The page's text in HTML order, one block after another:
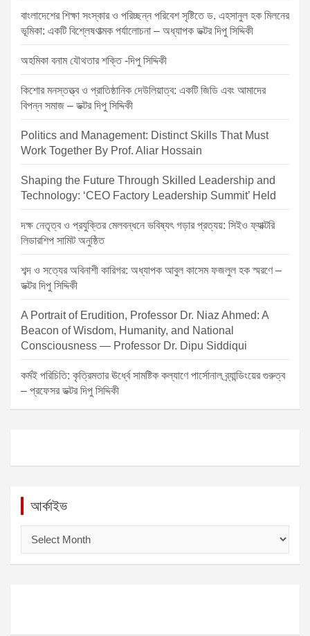
বাংলাদেশের শিক্ষা সংস্কার ও পরিচ্ছন্ন পরিবেশ সৃষ্টিতে ড. এহসানুল হক মিলনের
ভূমিকা: একটি বিশ্লেষণাত্মক পর্যালোচনা – অধ্যাপক ডক্টর দিপু সিদ্দিকী
অহমিকা বনাম যৌথতার শক্তি -দিপু সিদ্দিকী
কিশোর মনস্তত্ত্ব ও প্রাতিষ্ঠানিক দেউলিয়াত্ব: একটি জিডি এবং আমাদের
বিপন্ন সমাজ – ডক্টর দিপু সিদ্দিকী
Politics and Management: Distinct Skills That Must
Work Together By Prof. Aliar Hossain
Shaping the Future Through Skilled Leadership and
Technology: ‘CEO Factory Leadership Summit’ Held
দক্ষ নেতৃত্ব ও প্রযুক্তির মেলবন্ধনে ভবিষ্যৎ গড়ার প্রত্যয়: সিইও ফ্যাক্টরি
লিডারশিপ সামিট অনুষ্ঠিত
শব্দ ও সত্যের অবিনাশী কারিগর: অধ্যাপক আবুল কাসেম ফজলুল হক স্মরণে –
ডক্টর দিপু সিদ্দিকী
A Portrait of Erudition, Professor Dr. Niaz Ahmed: A
Beacon of Wisdom, Humanity, and National
Consciousness — Professor Dr. Dipu Siddiqui
কর্মই পরিচিতি: কৃত্রিমতার ঊর্ধ্বে সামষ্টিক কল্যাণে পার্সোনাল ব্র্যান্ডিংয়ের গুরুত্ব
– প্রফেসর ডক্টর দিপু সিদ্দিকী
আর্কাইভ
ই